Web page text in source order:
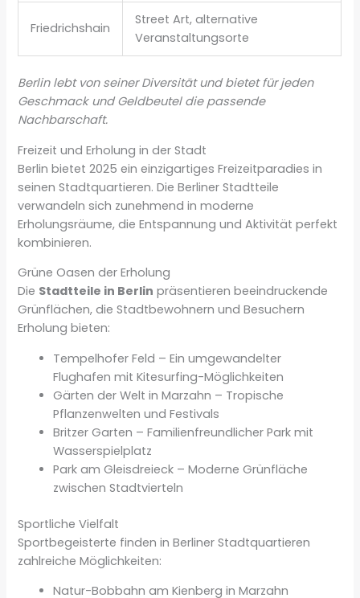
Friedrichshain
Street Art, alternative
Veranstaltungsorte
Berlin lebt von seiner Diversität und bietet für jeden
Geschmack und Geldbeutel die passende
Nachbarschaft.
Freizeit und Erholung in der Stadt
Berlin bietet 2025 ein einzigartiges Freizeitparadies in
seinen Stadtquartieren. Die Berliner Stadtteile
verwandeln sich zunehmend in moderne
Erholungsräume, die Entspannung und Aktivität perfekt
kombinieren.
Grüne Oasen der Erholung
Die Stadtteile in Berlin präsentieren beeindruckende
Grünflächen, die Stadtbewohnern und Besuchern
Erholung bieten:
Tempelhofer Feld – Ein umgewandelter
Flughafen mit Kitesurfing-Möglichkeiten
Gärten der Welt in Marzahn – Tropische
Pflanzenwelten und Festivals
Britzer Garten – Familienfreundlicher Park mit
Wasserspielplatz
Park am Gleisdreieck – Moderne Grünfläche
zwischen Stadtvierteln
Sportliche Vielfalt
Sportbegeisterte finden in Berliner Stadtquartieren
zahlreiche Möglichkeiten:
Natur-Bobbahn am Kienberg in Marzahn